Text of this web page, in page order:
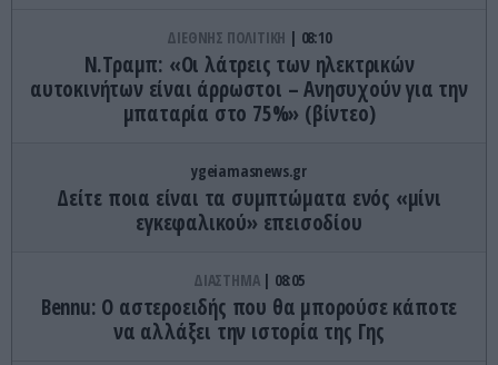
ΔΙΕΘΝΗΣ ΠΟΛΙΤΙΚΗ 08:10
Ν.Τραμπ: «Οι λάτρεις των ηλεκτρικών
αυτοκινήτων είναι άρρωστοι – Ανησυχούν για την
μπαταρία στο 75%» (βίντεο)
ygeiamasnews.gr
Δείτε ποια είναι τα συμπτώματα ενός «μίνι
εγκεφαλικού» επεισοδίου
ΔΙΑΣΤΗΜΑ 08:05
Bennu: Ο αστεροειδής που θα μπορούσε κάποτε
να αλλάξει την ιστορία της Γης